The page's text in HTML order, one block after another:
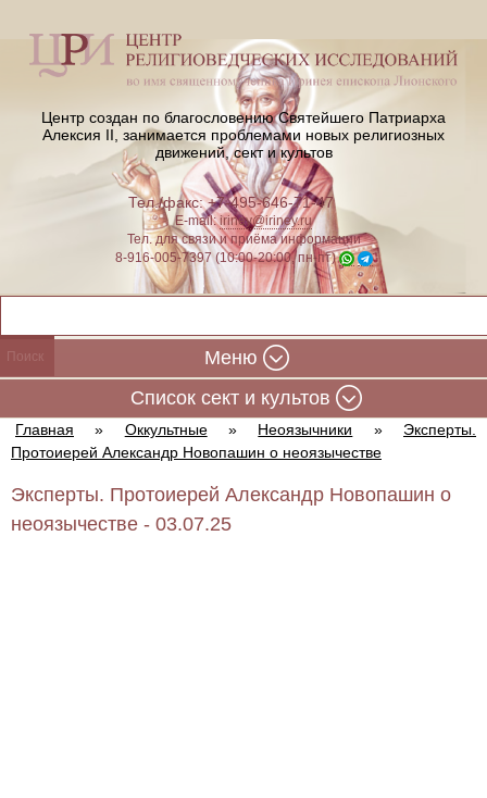
Центр создан по благословению Святейшего Патриарха
Алексия II, занимается проблемами новых религиозных
движений, сект и культов
Тел./факс: +7-495-646-71-47
E-mail:iriney@iriney.ru
Тел. для связи и приёма информации
8-916-005-7397 (10:00-20:00, пн-пт)
Меню
Cписок сект и культов
Главная » Оккультные » Неоязычники »
Эксперты.
Протоиерей Александр Новопашин о неоязычестве
Эксперты. Протоиерей Александр Новопашин о
неоязычестве - 03.07.25